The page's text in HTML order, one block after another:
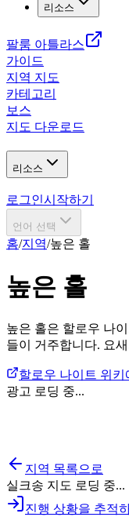
리소스
팔룸 아틀라스
가이드
지역 지도
카테고리
보스
지도 다운로드
리소스
로그인시작하기
언어 선택
홈/지역/높은 홀
높은 홀
높은 홀은 할로우 나
들이 거주합니다. 요
할로우 나이트 위키
광고 로딩 중...
지역 목록으로
실크송 지도 로딩 중...
진행 상황을 추적